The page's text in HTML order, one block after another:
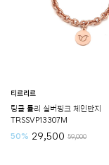
티르리르
팅클 튤리 실버핑크 체인반지
TRSSVP13307M
50% 29,500 59,000